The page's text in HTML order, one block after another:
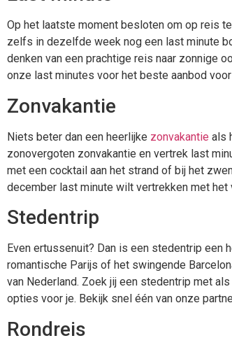
Op het laatste moment besloten om op reis
zelfs in dezelfde week nog een last minute
denken van een prachtige reis naar zonnige
onze last minutes voor het beste aanbod
Zonvakantie
Niets beter dan een heerlijke zonvakantie als
zonovergoten zonvakantie en vertrek last
met een cocktail aan het strand of bij het
december last minute wilt vertrekken met het
Stedentrip
Even ertussenuit? Dan is een stedentrip een
romantische Parijs of het swingende
van Nederland. Zoek jij een stedentrip met
opties voor je. Bekijk snel één van onze
Rondreis